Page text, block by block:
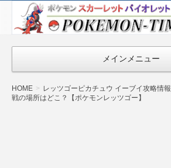
ポケモン最新
情報まとめ
『POKEMON-
TIMES』
メインメニュー
HOME レッツゴーピカチュウ イーブイ攻略情報
戦の場所はどこ？【ポケモンレッツゴー】